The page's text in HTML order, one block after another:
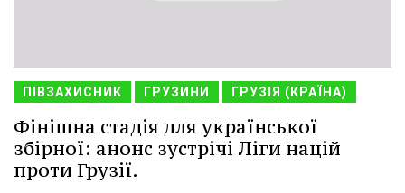
ПІВЗАХИСНИК ГРУЗИНИ ГРУЗІЯ (КРАЇНА)
Фінішна стадія для української
збірної: анонс зустрічі Ліги націй
проти Грузії.